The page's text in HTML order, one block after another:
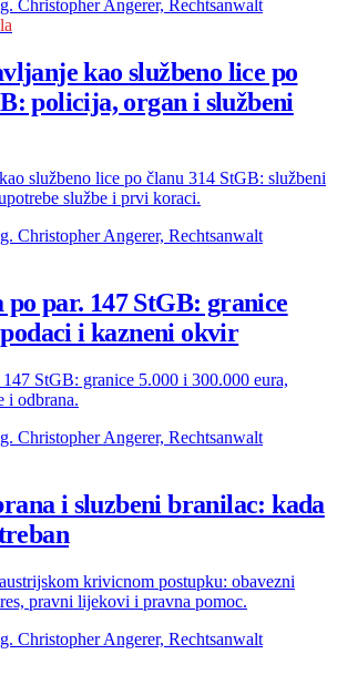
Christopher Angerer, Rechtsanwalt
kao službeno lice po
policija, organ i službeni
službeno lice po članu 314 StGB: službeni
službe i prvi koraci.
Christopher Angerer, Rechtsanwalt
po par. 147 StGB: granice
i kazneni okvir
147 StGB: granice 5.000 i 300.000 eura,
i odbrana.
Christopher Angerer, Rechtsanwalt
i sluzbeni branilac: kada
krivicnom postupku: obavezni
pravni lijekovi i pravna pomoc.
Christopher Angerer, Rechtsanwalt